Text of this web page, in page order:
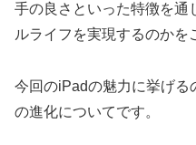
手の良さといった特徴を通
ルライフを実現するのかを
今回のiPadの魅力に挙げる
の進化についてです。